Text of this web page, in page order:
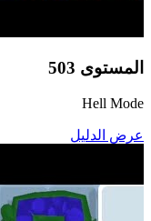
المستوى 503
Hell Mode
عرض الدليل